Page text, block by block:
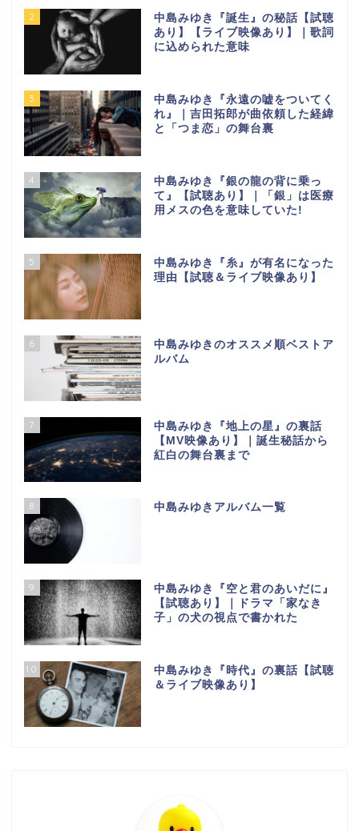
2
中島みゆき『誕生』の秘話【試聴
あり】【ライブ映像あり】｜歌詞
に込められた意味
3
中島みゆき『永遠の嘘をついてく
れ』｜吉田拓郎が曲依頼した経緯
と「つま恋」の舞台裏
4
中島みゆき『銀の龍の背に乗っ
て』【試聴あり】｜「銀」は医療
用メスの色を意味していた!
5
中島みゆき『糸』が有名になった
理由【試聴＆ライブ映像あり】
6
中島みゆきのオススメ順ベストア
ルバム
7
中島みゆき『地上の星』の裏話
【МV映像あり】｜誕生秘話から
紅白の舞台裏まで
8 中島みゆきアルバム一覧
9
中島みゆき『空と君のあいだに』
【試聴あり】｜ドラマ「家なき
子」の犬の視点で書かれた
10
中島みゆき『時代』の裏話【試聴
＆ライブ映像あり】